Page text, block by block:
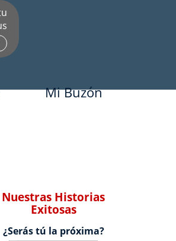
Mi Buzón
Nuestras Historias
Exitosas
¿Serás tú la próxima?